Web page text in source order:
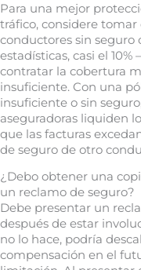
Para una mejor
tráfico, considere
conductores sin seguro
estadísticas, casi el 10%
contratar la cobertura
insuficiente. Con una
insuficiente o sin
aseguradoras liquiden
que las facturas
de seguro de otro
¿Debo obtener una
un reclamo de seguro?
Debe presentar un
después de estar
no lo hace, podría
compensación en el